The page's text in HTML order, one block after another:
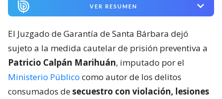
VER RESUMEN
El Juzgado de Garantía de Santa Bárbara dejó
sujeto a la medida cautelar de prisión preventiva a
Patricio Calpán Marihuán, imputado por el
Ministerio Público como autor de los delitos
consumados desecuestro con violación, lesiones